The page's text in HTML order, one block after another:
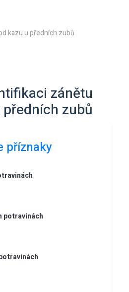
kazu u předních zubů
zánětu
zubů
příznaky
potravinách